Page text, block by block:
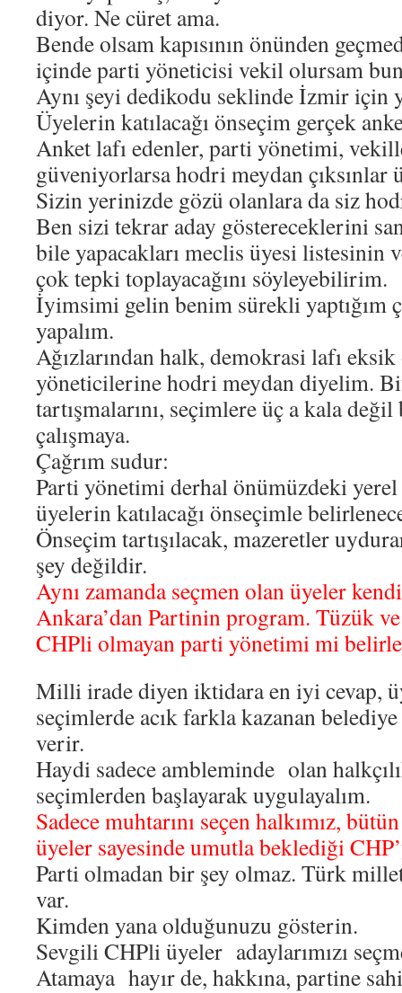
diyor. Ne cüret ama.
Bende olsam kapısının önünden
içinde parti yöneticisi vekil olursam
Aynı şeyi dedikodu seklinde İzmir için
Üyelerin katılacağı önseçim gerçek
Anket lafı edenler, parti yönetimi,
güveniyorlarsa hodri meydan çıksınlar
Sizin yerinizde gözü olanlara da siz
Ben sizi tekrar aday göstereceklerini
bile yapacakları meclis üyesi listesinin
çok tepki toplayacağını söyleyebilirim.
İyimsimi gelin benim sürekli yaptığım
yapalım.
Ağızlarından halk, demokrasi lafı
yöneticilerine hodri meydan diyelim.
tartışmalarını, seçimlere üç a kala
çalışmaya.
Çağrım sudur:
Parti yönetimi derhal önümüzdeki
üyelerin katılacağı önseçimle
Önseçim tartışılacak, mazeretler
şey değildir.
Aynı zamanda seçmen olan üyeler
Ankara’dan Partinin program. Tüzük
CHPli olmayan parti yönetimi mi
Milli irade diyen iktidara en iyi cevap,
seçimlerde acık farkla kazanan
verir.
Haydi sadece ambleminde olan
seçimlerden başlayarak uygulayalım.
Sadece muhtarını seçen halkımız,
üyeler sayesinde umutla beklediği
Parti olmadan bir şey olmaz. Türk
var.
Kimden yana olduğunuzu gösterin.
Sevgili CHPli üyeler adaylarımızı
Atamaya hayır de, hakkına, partine